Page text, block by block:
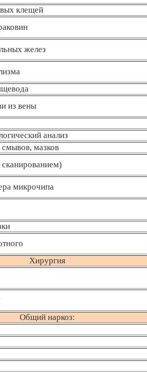
клещей
желез
из вены
анализ
смывов, мазков
микрочипа
Хирургия
Общий наркоз: